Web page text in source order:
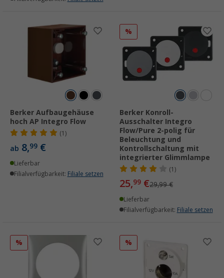
Berker Aufbaugehäuse
hoch AP Integro Flow
(1)
ab 8,99 €
Lieferbar
Filialverfügbarkeit: Filiale setzen
%
Berker Konroll-
Ausschalter Integro
Flow/Pure 2-polig für
Beleuchtung und
Kontrollschaltung mit
integrierter Glimmlampe
(1)
25,99 €29,99 €
Lieferbar
Filialverfügbarkeit: Filiale setzen
% %